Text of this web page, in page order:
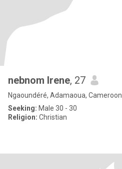
nebnom Irene, 27
Ngaoundéré, Adamaoua, Cameroon
Seeking: Male 30 - 30
Religion: Christian